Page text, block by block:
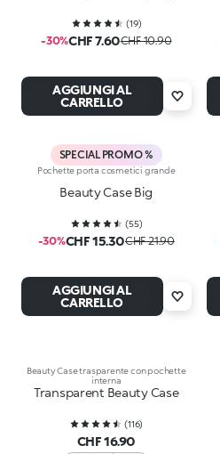
(19)
-30%CHF 7.60CHF 10.90
AGGIUNGI AL
CARRELLO
SPECIAL PROMO %
Pochette porta cosmetici grande
Beauty Case Big
(55)
-30%CHF 15.30CHF 21.90
AGGIUNGI AL
CARRELLO
Beauty Case trasparente con pochette
interna
Transparent Beauty Case
(116)
CHF 16.90